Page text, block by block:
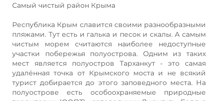
Самый чистый район Крыма
Республика Крым славится своими разнообразными
пляжами. Тут есть и галька и песок и скалы. А самым
чистым морем считаются наиболее недоступные
участки побережья полуострова. Одним из таких
мест является полуостров Тарханкут - это самая
удалённая точка от Крымского моста и не всякий
турист добирается до этого заповедного места. На
полуострове есть особоохраняемые природные